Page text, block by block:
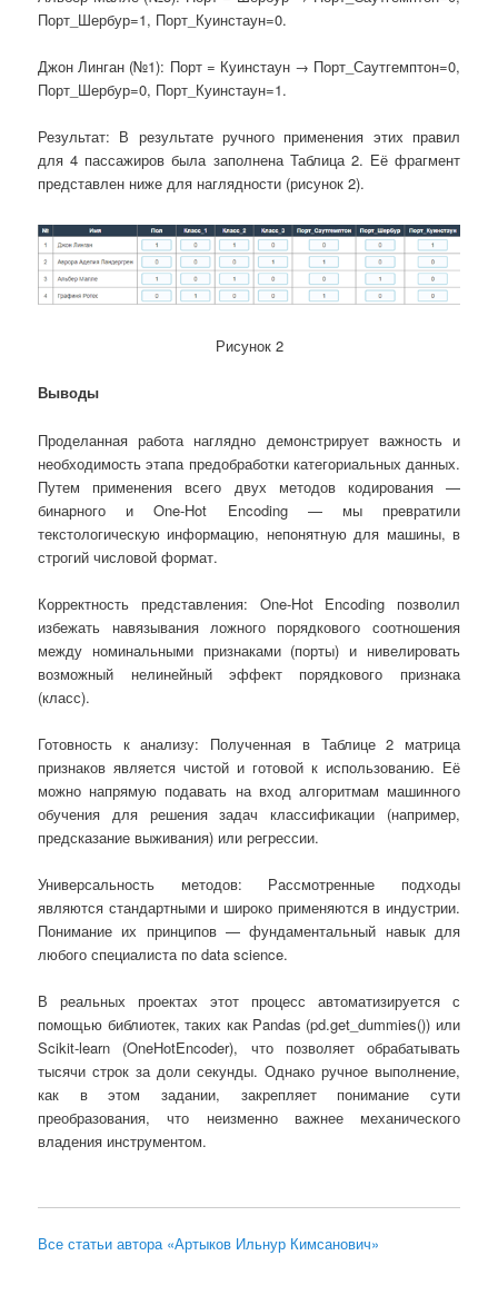
Порт_Шербур=1, Порт_Куинстаун=0.
Джон Линган (№1): Порт = Куинстаун → Порт_Саутгемптон=0,
Порт_Шербур=0, Порт_Куинстаун=1.
Результат: В результате ручного применения этих правил
для 4 пассажиров была заполнена Таблица 2. Её фрагмент
представлен ниже для наглядности (рисунок 2).
Рисунок 2
Выводы
Проделанная работа наглядно демонстрирует важность и
необходимость этапа предобработки категориальных данных.
Путем применения всего двух методов кодирования —
бинарного и One-Hot Encoding — мы превратили
текстологическую информацию, непонятную для машины, в
строгий числовой формат.
Корректность представления: One-Hot Encoding позволил
избежать навязывания ложного порядкового соотношения
между номинальными признаками (порты) и нивелировать
возможный нелинейный эффект порядкового признака
(класс).
Готовность к анализу: Полученная в Таблице 2 матрица
признаков является чистой и готовой к использованию. Её
можно напрямую подавать на вход алгоритмам машинного
обучения для решения задач классификации (например,
предсказание выживания) или регрессии.
Универсальность методов: Рассмотренные подходы
являются стандартными и широко применяются в индустрии.
Понимание их принципов — фундаментальный навык для
любого специалиста по data science.
В реальных проектах этот процесс автоматизируется с
помощью библиотек, таких как Pandas (pd.get_dummies()) или
Scikit-learn (OneHotEncoder), что позволяет обрабатывать
тысячи строк за доли секунды. Однако ручное выполнение,
как в этом задании, закрепляет понимание сути
преобразования, что неизменно важнее механического
владения инструментом.
Все статьи автора «Артыков Ильнур Кимсанович»